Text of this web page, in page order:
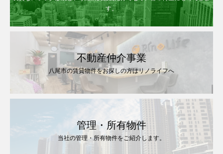
す。
不動産仲介事業
八尾市の賃貸物件をお探しの方はリノライフへ
管理・所有物件
当社の管理・所有物件をご紹介します。